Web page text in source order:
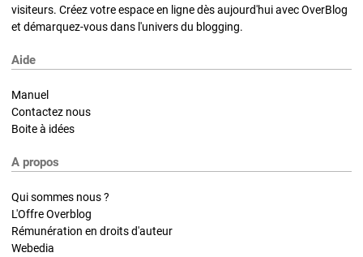
visiteurs. Créez votre espace en ligne dès aujourd'hui avec OverBlog
et démarquez-vous dans l'univers du blogging.
Aide
Manuel
Contactez nous
Boite à idées
A propos
Qui sommes nous ?
L'Offre Overblog
Rémunération en droits d'auteur
Webedia